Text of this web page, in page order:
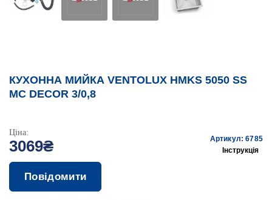
КУХОННА МИЙКА VENTOLUX HMKS 5050 SS
MC DECOR 3/0,8
Ціна:
3069₴
Артикул: 6785
Інструкція
Повідомити